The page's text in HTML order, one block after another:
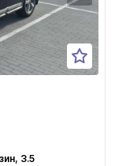
3.5